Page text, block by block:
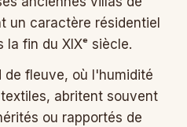
un caractère résidentiel
la fin du XIXᵉ siècle.
de fleuve, où l'humidité
abritent souvent
ou rapportés de